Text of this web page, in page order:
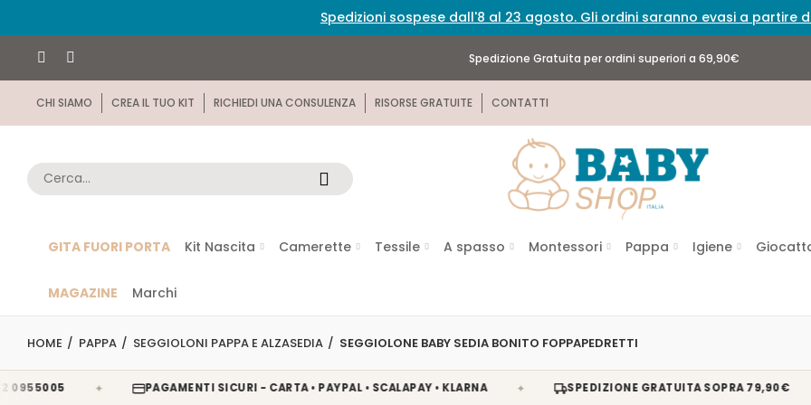
Spedizioni sospese dall'8 al 23 agosto. Gli ordini saranno evasi a partire
Spedizione Gratuita per ordini superiori a 69,90€
CHI SIAMO CREA IL TUO KIT RICHIEDI UNA CONSULENZA RISORSE GRATUITE CONTATTI
GITA FUORI PORTA Kit Nascita Camerette Tessile A spasso Montessori Pappa Igiene
MAGAZINE Marchi
HOME PAPPA SEGGIOLONI PAPPA E ALZASEDIA SEGGIOLONE BABY SEDIA BONITO FOPPAPEDRETTI
✦ PAGAMENTI SICURI - CARTA • PAYPAL • SCALAPAY • KLARNA ✦ SPEDIZIONE GRATUITA SOPRA 79,90€ ✦